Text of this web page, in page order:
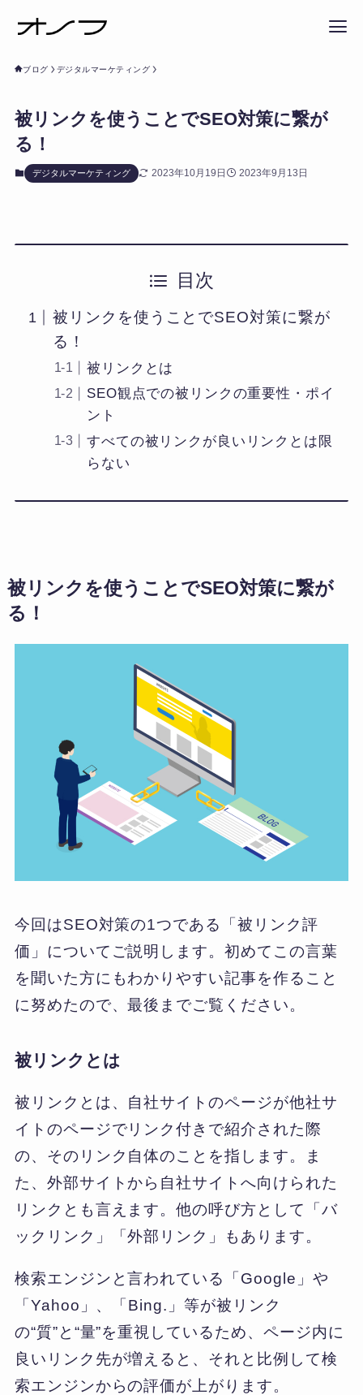
ブログ デジタルマーケティング
被リンクを使うことでSEO対策に繋が
る！
デジタルマーケティング 2023年10月19日 2023年9月13日
目次
被リンクを使うことでSEO対策に繋が
る！
被リンクとは
SEO観点での被リンクの重要性・ポイ
ント
すべての被リンクが良いリンクとは限
らない
被リンクを使うことでSEO対策に繋が
る！
今回はSEO対策の1つである「被リンク評
価」についてご説明します。初めてこの言葉
を聞いた方にもわかりやすい記事を作ること
に努めたので、最後までご覧ください。
被リンクとは
被リンクとは、自社サイトのページが他社サ
イトのページでリンク付きで紹介された際
の、そのリンク自体のことを指します。ま
た、外部サイトから自社サイトへ向けられた
リンクとも言えます。他の呼び方として「バ
ックリンク」「外部リンク」もあります。
検索エンジンと言われている「Google」や
「Yahoo」、「Bing.」等が被リンク
の“質”と“量”を重視しているため、ページ内に
良いリンク先が増えると、それと比例して検
索エンジンからの評価が上がります。